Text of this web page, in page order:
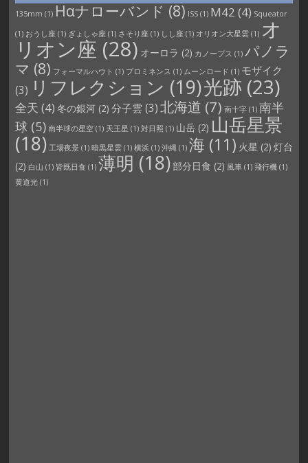
135mm (1) Hαナローバンド (8) ISS(1) M42 (4) Squeator
(1) おうし座 (1) ぎょしゃ座 (1) さそり座 (1) しし座 (1) オリオン大星雲(1) オ
リオン座 (28) オーロラ (2) カノープス (1) パノラ
マ (8) フォーマルハウト (1) プロミネンス (1) ムーンロード (1) モザイク
(3) リフレクション (19)光跡 (23)
全天 (4) 冬の銀河(2) 分子雲 (3)北海道 (7) 南十字(1) 南半
球 (5) 南半球の星空(1) 天王星 (1) 対日照 (1) 山岳(2) 山岳星景
(18) 工場夜景(1) 暗黒星雲(1) 横浜(1) 沖縄(1) 海 (11) 火星 (2) 灯台
(2) 白山 (1) 皆既日食 (1) 薄明 (18)部分日食 (2) 風車(1) 飛行機(1)
黄道光(1)